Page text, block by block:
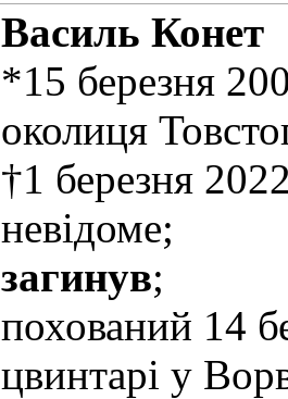
Василь Конет
*15 березня
околиця
†1 березня
невідоме;
загинув;
похований 14
цвинтарі у